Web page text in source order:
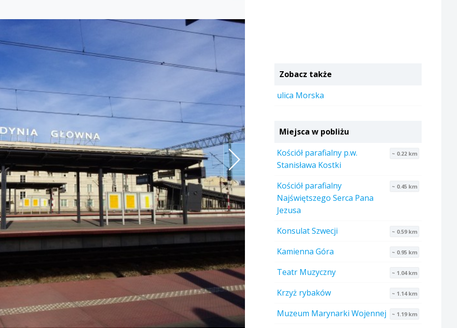
Zobacz także
ulica Morska
Miejsca w pobliżu
Kościół parafialny p.w.
Stanisława Kostki
~ 0.22 km
Kościół parafialny
Najświętszego Serca Pana
Jezusa
~ 0.45 km
Konsulat Szwecji ~ 0.59 km
Kamienna Góra ~ 0.95 km
Teatr Muzyczny ~ 1.04 km
Krzyż rybaków ~ 1.14 km
Muzeum Marynarki Wojennej ~ 1.19 km